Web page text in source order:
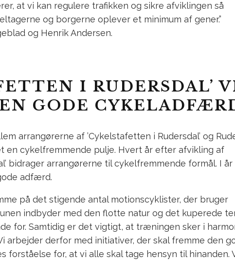
at vi kan regulere trafikken og sikre afviklingen så
og borgerne oplever et minimum af gener.”
og Henrik Andersen.
I RUDERSDAL’
GODE
arrangørerne af ’Cykelstafetten i Rudersdal’ og
en cykelfremmende pulje. Hvert år efter afvikling af
bidrager arrangørerne til cykelfremmende formål. I år
adfærd.
på det stigende antal motionscyklister, der bruger
indbyder med den flotte natur og det kuperede
for. Samtidig er det vigtigt, at træningen sker i
arbejder derfor med initiativer, der skal fremme den
for, at vi alle skal tage hensyn til hinanden.